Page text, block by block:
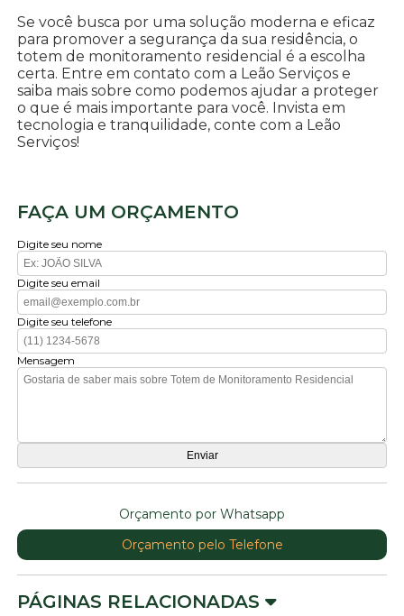
Se você busca por uma solução moderna e eficaz
para promover a segurança da sua residência, o
totem de monitoramento residencial é a escolha
certa. Entre em contato com a Leão Serviços e
saiba mais sobre como podemos ajudar a proteger
o que é mais importante para você. Invista em
tecnologia e tranquilidade, conte com a Leão
Serviços!
FAÇA UM ORÇAMENTO
Digite seu nome
Digite seu email
Digite seu telefone
Mensagem
Orçamento por Whatsapp
Orçamento pelo Telefone
PÁGINAS RELACIONADAS